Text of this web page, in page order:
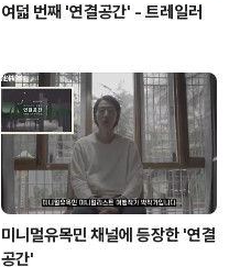
여덟 번째 '연결공간' - 트레일러
미니멀유목민 채널에 등장한 '연결
공간'